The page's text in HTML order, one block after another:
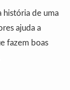
história de uma
ajuda a
fazem boas